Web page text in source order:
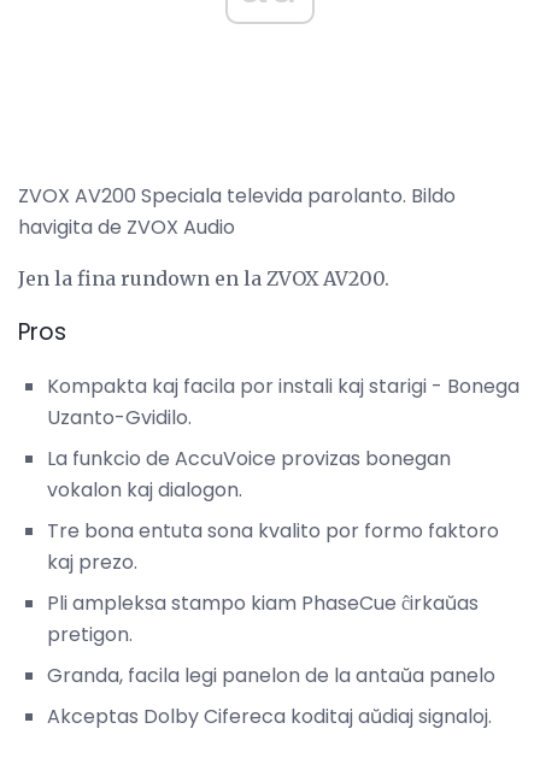
ZVOX AV200 Speciala televida parolanto. Bildo
havigita de ZVOX Audio
Jen la fina rundown en la ZVOX AV200.
Pros
Kompakta kaj facila por instali kaj starigi - Bonega
Uzanto-Gvidilo.
La funkcio de AccuVoice provizas bonegan
vokalon kaj dialogon.
Tre bona entuta sona kvalito por formo faktoro
kaj prezo.
Pli ampleksa stampo kiam PhaseCue ĉirkaŭas
pretigon.
Granda, facila legi panelon de la antaŭa panelo
Akceptas Dolby Cifereca koditaj aŭdiaj signaloj.